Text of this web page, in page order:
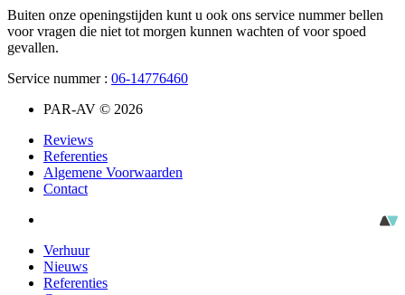
Buiten onze openingstijden kunt u ook ons service nummer bellen
voor vragen die niet tot morgen kunnen wachten of voor spoed
gevallen.
Service nummer : 06-14776460
PAR-AV © 2026
Reviews
Referenties
Algemene Voorwaarden
Contact
Verhuur
Nieuws
Referenties